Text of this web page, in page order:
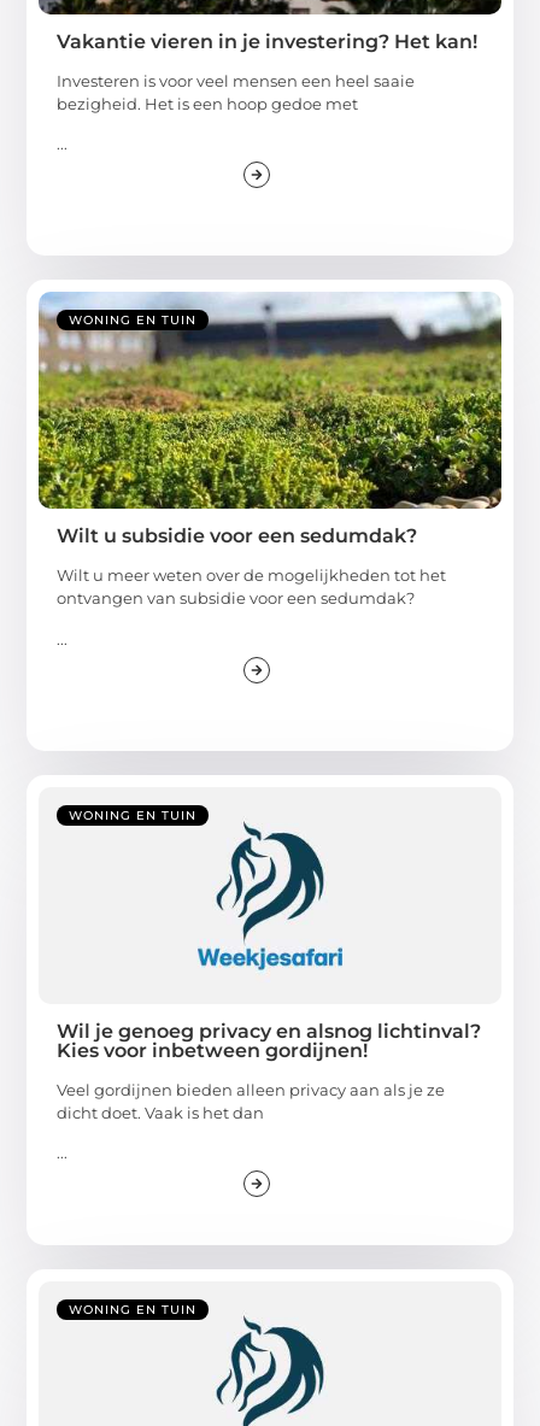
Vakantie vieren in je investering? Het kan!
Investeren is voor veel mensen een heel saaie
bezigheid. Het is een hoop gedoe met
...
WONING EN TUIN
Wilt u subsidie voor een sedumdak?
Wilt u meer weten over de mogelijkheden tot het
ontvangen van subsidie voor een sedumdak?
...
WONING EN TUIN
Wil je genoeg privacy en alsnog lichtinval?
Kies voor inbetween gordijnen!
Veel gordijnen bieden alleen privacy aan als je ze
dicht doet. Vaak is het dan
...
WONING EN TUIN